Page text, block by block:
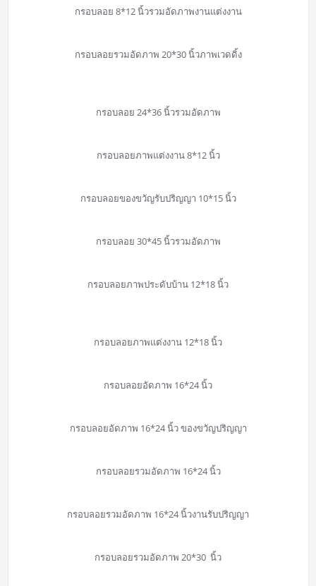
กรอบลอย 8*12 นิ้วรวมอัดภาพงานแต่งงาน
กรอบลอยรวมอัดภาพ 20*30 นิ้วภาพเวดดิ้ง
กรอบลอย 24*36 นิ้วรวมอัดภาพ
กรอบลอยภาพแต่งงาน 8*12 นิ้ว
กรอบลอยของขวัญรับปริญญา 10*15 นิ้ว
กรอบลอย 30*45 นิ้วรวมอัดภาพ
กรอบลอยภาพประดับบ้าน 12*18 นิ้ว
กรอบลอยภาพแต่งงาน 12*18 นิ้ว
กรอบลอยอัดภาพ 16*24 นิ้ว
กรอบลอยอัดภาพ 16*24 นิ้ว ของขวัญปริญญา
กรอบลอยรวมอัดภาพ 16*24 นิ้ว
กรอบลอยรวมอัดภาพ 16*24 นิ้วงานรับปริญญา
กรอบลอยรวมอัดภาพ 20*30 นิ้ว